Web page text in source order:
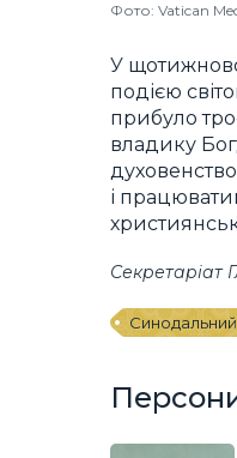
Фото: Vatican
У
подією
прибуло
владику
і
Секретаріат